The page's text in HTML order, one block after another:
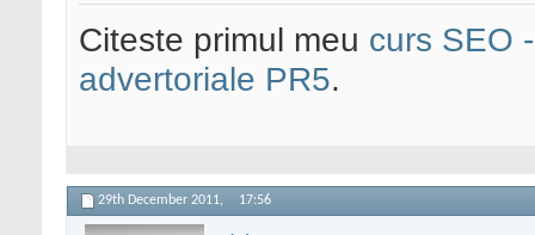
Citeste primul meu curs SEO
advertoriale PR5.
29th December 2011, 17:56